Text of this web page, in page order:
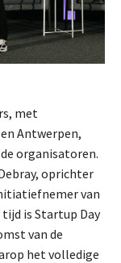
met
Antwerpen,
organisatoren.
oprichter
van
is Startup Day
van de
het volledige